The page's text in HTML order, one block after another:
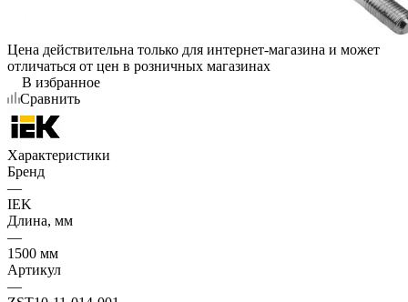
Цена действительна только для интернет-магазина и может
отличаться от цен в розничных магазинах
В избранное
Сравнить
Характеристики
Бренд
—
IEK
Длина, мм
—
1500 мм
Артикул
—